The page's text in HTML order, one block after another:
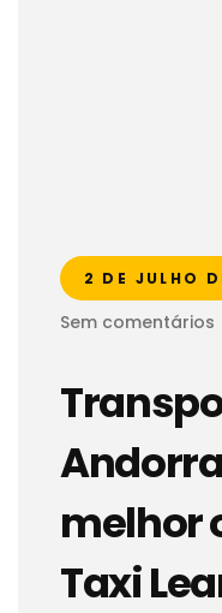
2 DE JULHO
Sem comentários
melhor
Taxi